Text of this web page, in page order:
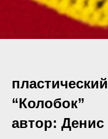
“Колобок”
автор: Денис